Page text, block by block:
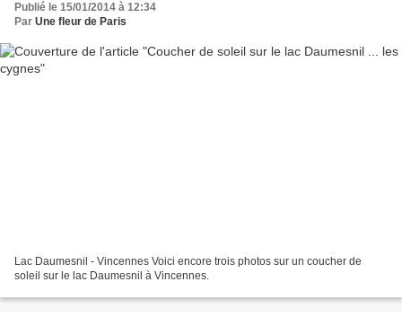
Publié le 15/01/2014 à 12:34
Par Une fleur de Paris
Lac Daumesnil - Vincennes Voici encore trois photos sur un coucher de
soleil sur le lac Daumesnil à Vincennes.